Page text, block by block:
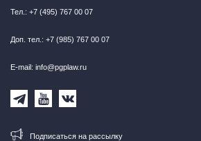
Тел.: +7 (495) 767 00 07
Доп. тел.: +7 (985) 767 00 07
E-mail: info@pgplaw.ru
Подписаться на рассылку